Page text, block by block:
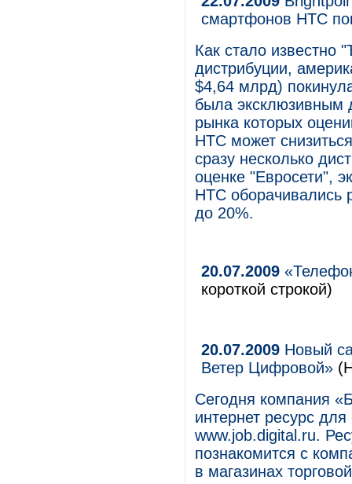
смартфонов HTC
Как стало известно
дистрибуции,
$4,64 млрд)
была эксклюзивным
рынка которых
HTC может
сразу несколько
оценке "Евросети",
HTC оборачивались
до 20%.
20.07.2009
короткой строкой)
20.07.2009 Новый
Ветер Цифровой»
Сегодня компания
интернет ресурс
www.job.digital.ru.
познакомится с
в магазинах